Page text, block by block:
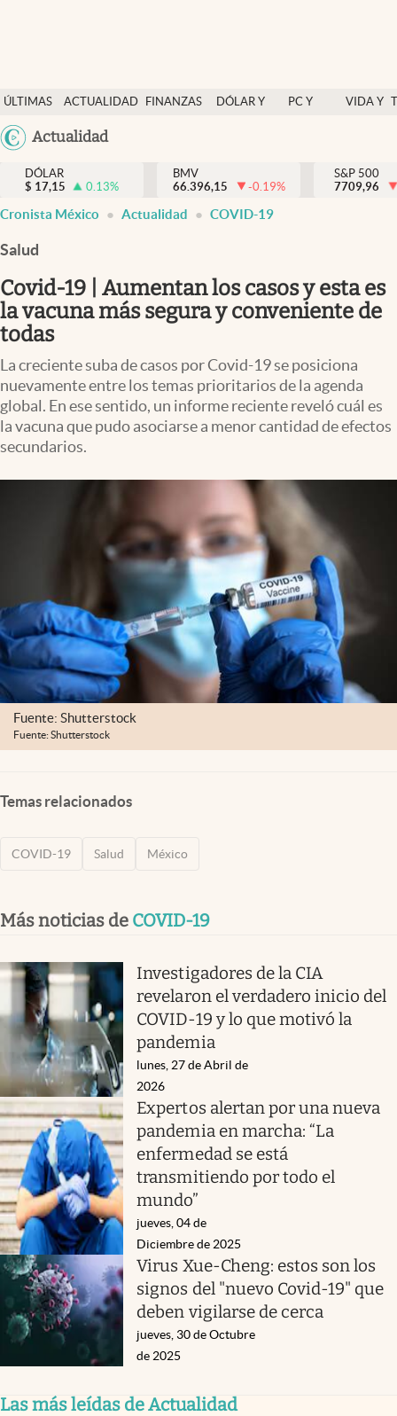
ÚLTIMAS
NOTICIAS
ACTUALIDAD
FINANZAS
DÓLAR Y
PC Y
VIDA Y
México
Actualidad
Actualidad
Finanzas y economía
Dólar y mercados
Pc y celular
Vida y estilo
Tv
Clima
Espiritualidad
DÓLAR
$ 17,15 0.13%
BMV
66.396,15
-0.19%
S&P 500
7709,96
Cronista México Actualidad COVID-19
Salud
Covid-19 | Aumentan los casos y esta es
la vacuna más segura y conveniente de
todas
La creciente suba de casos por Covid-19 se posiciona
nuevamente entre los temas prioritarios de la agenda
global. En ese sentido, un informe reciente reveló cuál es
la vacuna que pudo asociarse a menor cantidad de efectos
secundarios.
Fuente: Shutterstock
Fuente: Shutterstock
Temas relacionados
COVID-19 Salud México
Más noticias de COVID-19
Investigadores de la CIA
revelaron el verdadero inicio del
COVID-19 y lo que motivó la
pandemia
lunes, 27 de Abril de
2026
Expertos alertan por una nueva
pandemia en marcha: “La
enfermedad se está
transmitiendo por todo el
mundo”
jueves, 04 de
Diciembre de 2025
Virus Xue-Cheng: estos son los
signos del "nuevo Covid-19" que
deben vigilarse de cerca
jueves, 30 de Octubre
de 2025
Las más leídas de Actualidad